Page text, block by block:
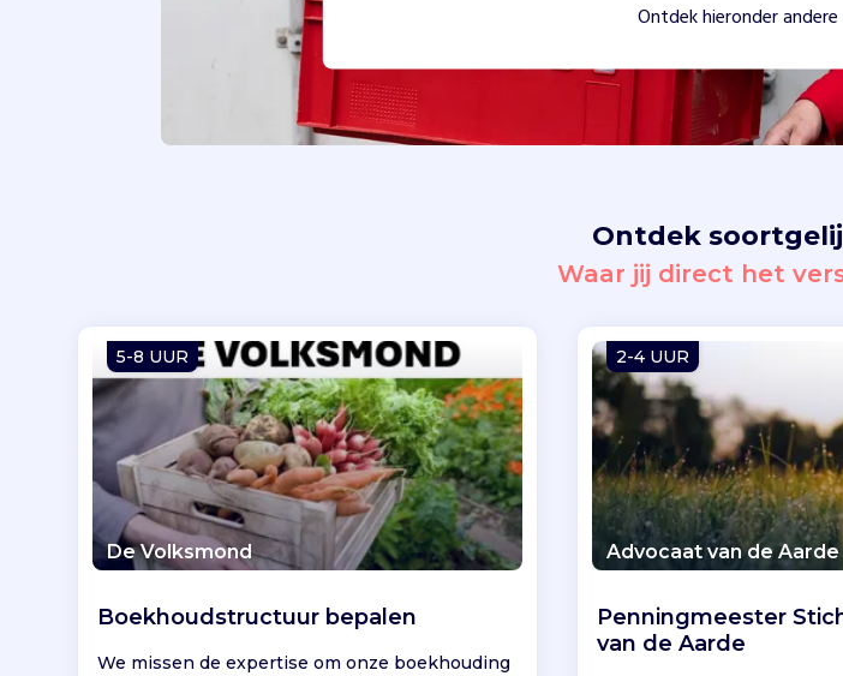
Ontdek hieronder
Ontdek
Waar jij direct het
5-8 UUR
De Volksmond
Boekhoudstructuur bepalen
We missen de expertise om onze boekhouding
2-4 UUR
Advocaat van de Aarde
Penningmeester
van de Aarde